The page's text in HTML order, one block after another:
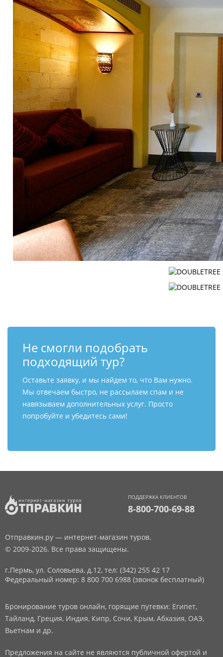
Не смогли подобрать
подходящий тур?
Оставьте заявку, и мы найдем то, что Вам нужно.
Мы отвечаем быстро, не рассылаем спам и не
навязываем дополнительных услуг. Просто
попробуйте и убедитесь сами!
ПОДДЕРЖКА КЛИЕНТОВ
8-800-700-69-88
Отправкин.ру — интернет-магазин туров.
© 2009-2026. Все права защищены.
г.Пермь, ул. Соловьева, д.12, тел: (342) 255 42 17
Федеральный номер: 8 800 700 6988 (звонок бесплатный)
Бронирование туров онлайн, горящие путевки: Египет,
Тайланд, Греция, Индия, Кипр, Сочи, Крым, Абхазия, ОАЭ,
Вьетнам и др.
Предложения на сайте не являются публичной офертой и